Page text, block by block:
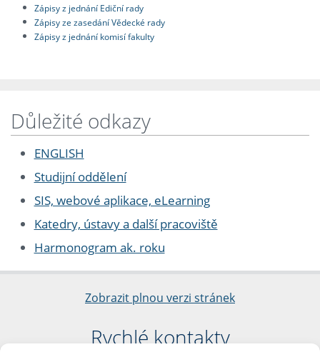
Zápisy z jednání Ediční rady
Zápisy ze zasedání Vědecké rady
Zápisy z jednání komisí fakulty
Důležité odkazy
ENGLISH
Studijní oddělení
SIS, webové aplikace, eLearning
Katedry, ústavy a další pracoviště
Harmonogram ak. roku
Zobrazit plnou verzi stránek
Rychlé kontakty